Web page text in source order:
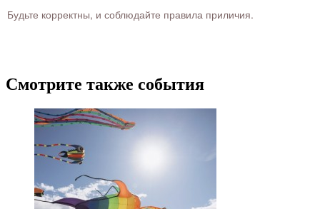
Будьте корректны, и соблюдайте правила приличия.
Смотрите также события